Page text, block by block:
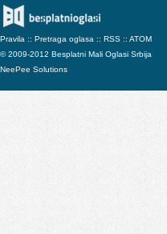
Pravila :: Pretraga oglasa :: RSS :: ATOM
© 2009-2012 Besplatni Mali Oglasi Srbija
NeePee Solutions